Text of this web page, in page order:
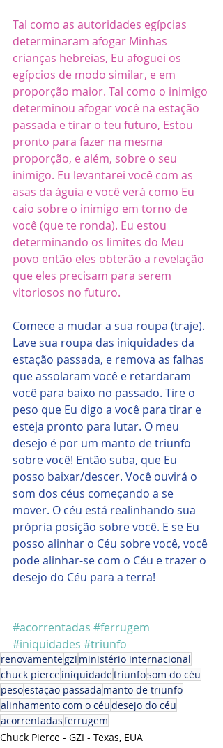
Tal como as autoridades egípcias
determinaram afogar Minhas
crianças hebreias, Eu afoguei os
egípcios de modo similar, e em
proporção maior. Tal como o inimigo
determinou afogar você na estação
passada e tirar o teu futuro, Estou
pronto para fazer na mesma
proporção, e além, sobre o seu
inimigo. Eu levantarei você com as
asas da águia e você verá como Eu
caio sobre o inimigo em torno de
você (que te ronda). Eu estou
determinando os limites do Meu
povo então eles obterão a revelação
que eles precisam para serem
vitoriosos no futuro.
Comece a mudar a sua roupa (traje).
Lave sua roupa das iniquidades da
estação passada, e remova as falhas
que assolaram você e retardaram
você para baixo no passado. Tire o
peso que Eu digo a você para tirar e
esteja pronto para lutar. O meu
desejo é por um manto de triunfo
sobre você! Então suba, que Eu
posso baixar/descer. Você ouvirá o
som dos céus começando a se
mover. O céu está realinhando sua
própria posição sobre você. E se Eu
posso alinhar o Céu sobre você, você
pode alinhar-se com o Céu e trazer o
desejo do Céu para a terra!
#acorrentadas #ferrugem
#iniquidades #triunfo
renovamentegzi ministério internacional
chuck pierceiniquidadetriunfosom do céu
pesoestação passada manto de triunfo
alinhamento com o céudesejo do céu
acorrentadasferrugem
Chuck Pierce - GZI - Texas, EUA